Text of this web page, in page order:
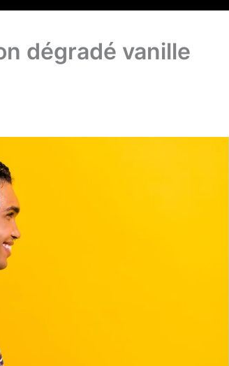
dégradé vanille